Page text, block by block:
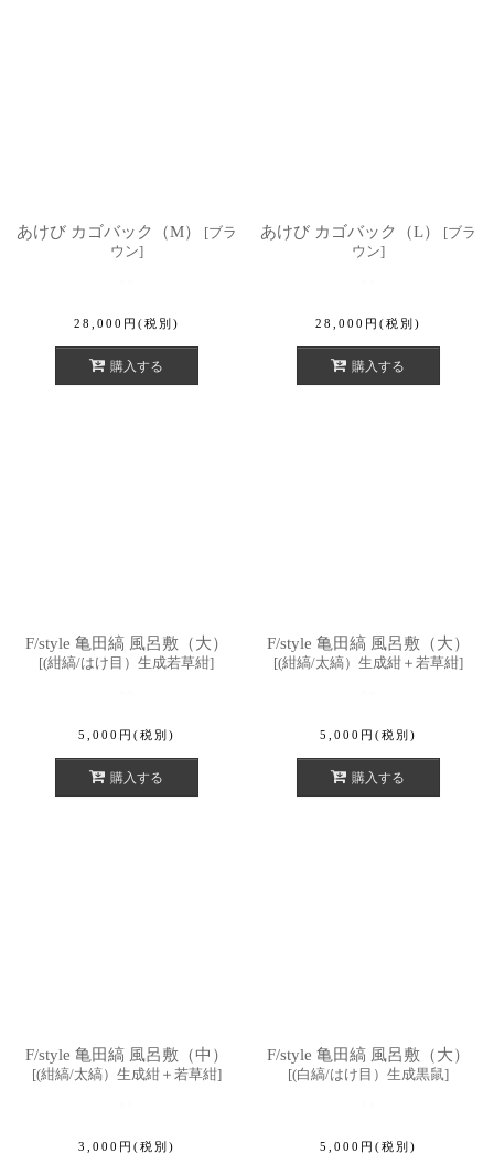
あけび カゴバック（M） [ブラ
ウン]
28,000 円 (税別)
購入する
あけび カゴバック（L） [ブラ
ウン]
28,000 円 (税別)
購入する
F/style 亀田縞 風呂敷（大）
[(紺縞/はけ目）生成若草紺]
5,000 円 (税別)
購入する
F/style 亀田縞 風呂敷（大）
[(紺縞/太縞）生成紺＋若草紺]
5,000 円 (税別)
購入する
F/style 亀田縞 風呂敷（中）
[(紺縞/太縞）生成紺＋若草紺]
3,000 円 (税別)
F/style 亀田縞 風呂敷（大）
[(白縞/はけ目）生成黒鼠]
5,000 円 (税別)